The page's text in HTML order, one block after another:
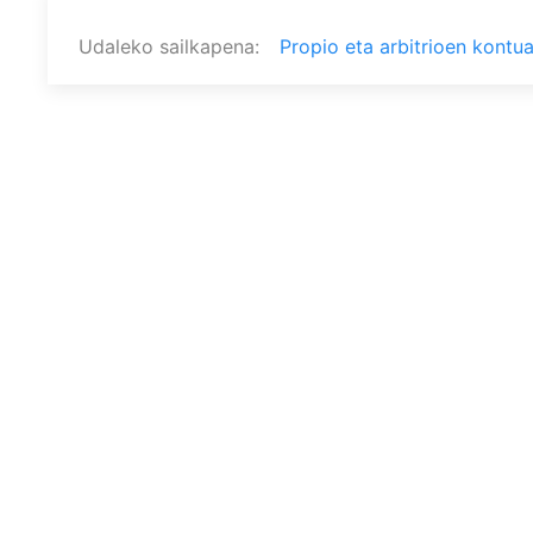
Udaleko sailkapena Propio eta arbitrioen